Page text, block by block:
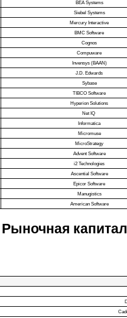
BEA Systems
Siebel Systems
Mercury Interactive
BMC Software
Cognos
Compuware
Invensys (BAAN)
J.D. Edwards
Sybase
TIBCO Software
Hyperion Solutions
Net IQ
Informatica
Micromuse
MicroStrategy
Advent Software
i2 Technologies
Ascential Software
Epicor Software
Manugistics
American Software
Рыночная